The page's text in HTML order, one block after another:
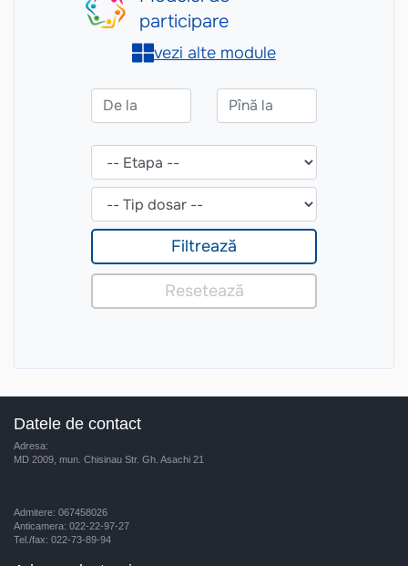
Datele de contact
Adresa:
MD 2009, mun. Chisinau Str. Gh. Asachi 21
Admitere: 067458026
Anticamera: 022-22-97-27
Tel./fax: 022-73-89-94